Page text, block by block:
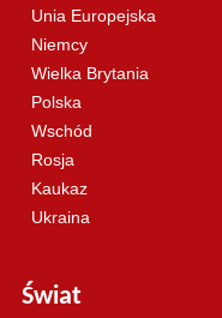
Unia Europejska
Niemcy
Wielka Brytania
Polska
Wschód
Rosja
Kaukaz
Ukraina
Świat